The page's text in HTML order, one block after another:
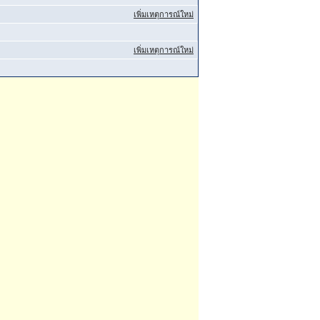
เพิ่มเหตุการณ์ใหม่
เพิ่มเหตุการณ์ใหม่